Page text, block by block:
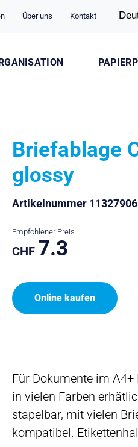
Über uns Kontakt
Briefablage
glossy
Artikelnummer
Empfohlener Preis
CHF 7.3
Online kaufen
Für Dokumente im
in vielen Farben
stapelbar, mit vielen
kompatibel.